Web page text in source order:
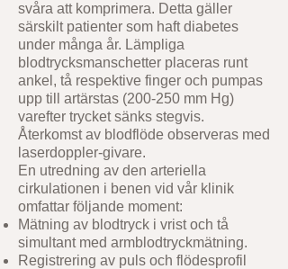
svåra att komprimera. Detta gäller
särskilt patienter som haft diabetes
under många år. Lämpliga
blodtrycksmanschetter placeras runt
ankel, tå respektive finger och pumpas
upp till artärstas (200-250 mm Hg)
varefter trycket sänks stegvis.
Återkomst av blodflöde observeras med
laserdoppler-givare.
En utredning av den arteriella
cirkulationen i benen vid vår klinik
omfattar följande moment:
Mätning av blodtryck i vrist och tå
simultant med armblodtryckmätning.
Registrering av puls och flödesprofil